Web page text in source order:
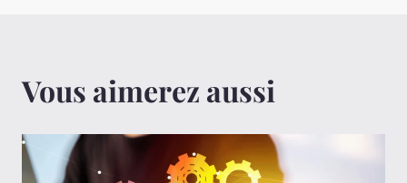
Vous aimerez aussi